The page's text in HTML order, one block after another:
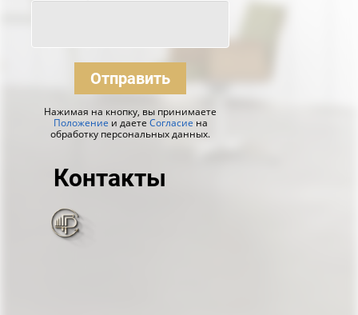
Отправить
Нажимая на кнопку, вы принимаете
Положение и даете Согласие на
обработку персональных данных.
Контакты